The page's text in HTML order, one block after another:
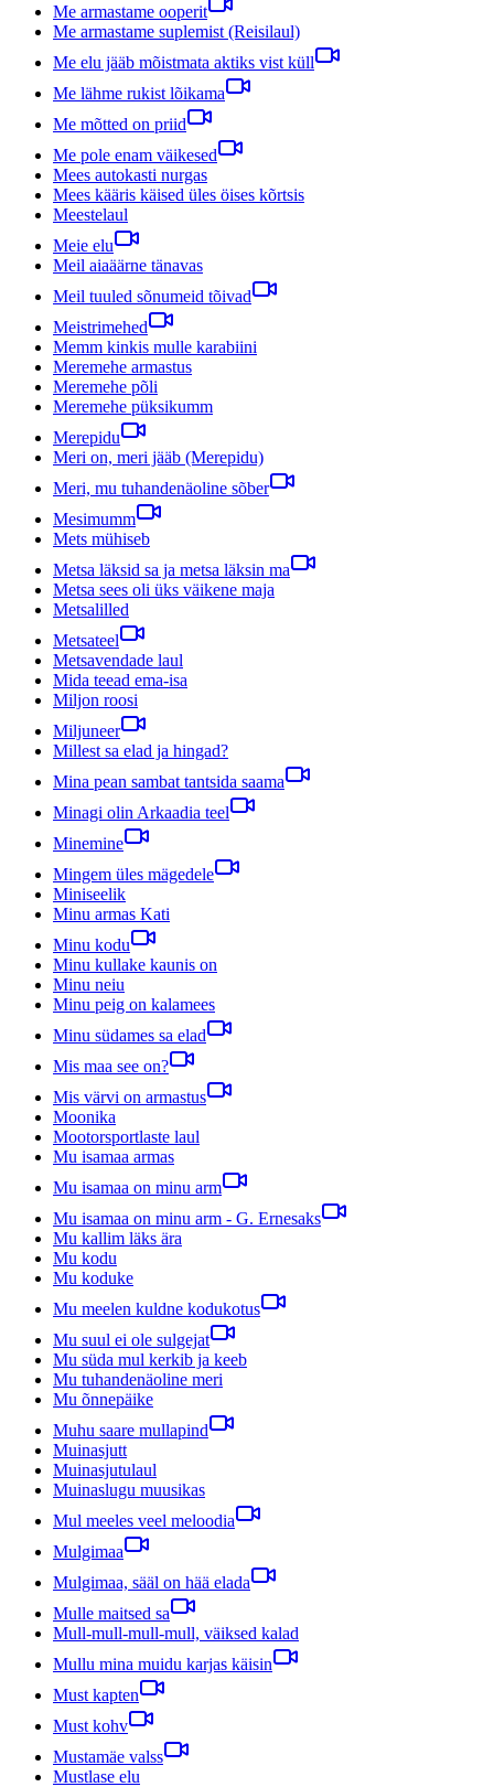
Me armastame ooperit
Me armastame suplemist (Reisilaul)
Me elu jääb mõistmata aktiks vist küll
Me lähme rukist lõikama
Me mõtted on priid
Me pole enam väikesed
Mees autokasti nurgas
Mees kääris käised üles öises kõrtsis
Meestelaul
Meie elu
Meil aiaäärne tänavas
Meil tuuled sõnumeid tõivad
Meistrimehed
Memm kinkis mulle karabiini
Meremehe armastus
Meremehe põli
Meremehe püksikumm
Merepidu
Meri on, meri jääb (Merepidu)
Meri, mu tuhandenäoline sõber
Mesimumm
Mets mühiseb
Metsa läksid sa ja metsa läksin ma
Metsa sees oli üks väikene maja
Metsalilled
Metsateel
Metsavendade laul
Mida teead ema-isa
Miljon roosi
Miljuneer
Millest sa elad ja hingad?
Mina pean sambat tantsida saama
Minagi olin Arkaadia teel
Minemine
Mingem üles mägedele
Miniseelik
Minu armas Kati
Minu kodu
Minu kullake kaunis on
Minu neiu
Minu peig on kalamees
Minu südames sa elad
Mis maa see on?
Mis värvi on armastus
Moonika
Mootorsportlaste laul
Mu isamaa armas
Mu isamaa on minu arm
Mu isamaa on minu arm - G. Ernesaks
Mu kallim läks ära
Mu kodu
Mu koduke
Mu meelen kuldne kodukotus
Mu suul ei ole sulgejat
Mu süda mul kerkib ja keeb
Mu tuhandenäoline meri
Mu õnnepäike
Muhu saare mullapind
Muinasjutt
Muinasjutulaul
Muinaslugu muusikas
Mul meeles veel meloodia
Mulgimaa
Mulgimaa, sääl on hää elada
Mulle maitsed sa
Mull-mull-mull-mull, väiksed kalad
Mullu mina muidu karjas käisin
Must kapten
Must kohv
Mustamäe valss
Mustlase elu